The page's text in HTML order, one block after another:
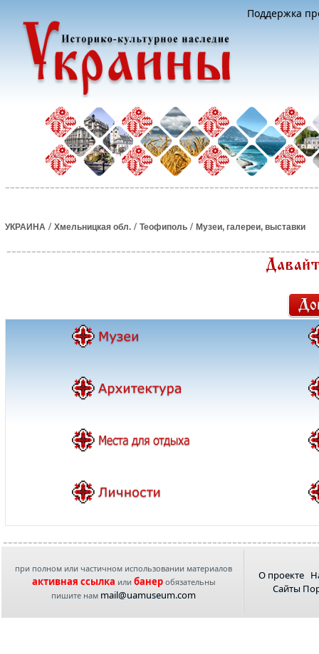
Поддержка
УКРАИНА / Хмельницкая обл. / Теофиполь / Музеи, галереи, выставки
при полном или частичном использовании материалов
активная ссылка или банеробязательны
пишите нам mail@uamuseum.com
О проекте
Сайты